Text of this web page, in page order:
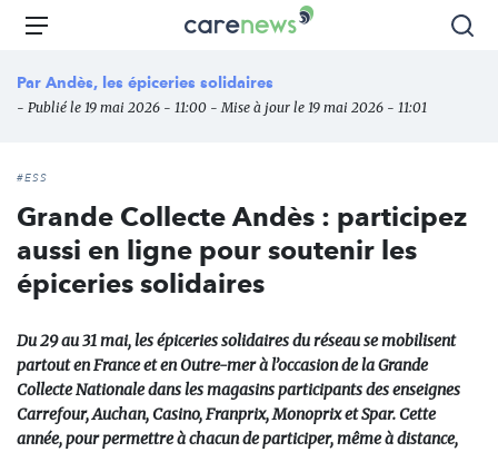
Aller
principal
Carenews,
média
des
Menu
Par Andès, les épiceries solidaires
- Publié le 19 mai 2026 - 11:00 - Mise à jour le 19 mai 2026 - 11:01
#ESS
Grande Collecte Andès : participez
aussi en ligne pour soutenir les
épiceries solidaires
Du 29 au 31 mai, les épiceries solidaires du réseau se mobilisent
partout en France et en Outre-mer à l’occasion de la Grande
Collecte Nationale dans les magasins participants des enseignes
Carrefour, Auchan, Casino, Franprix, Monoprix et Spar. Cette
année, pour permettre à chacun de participer, même à distance,